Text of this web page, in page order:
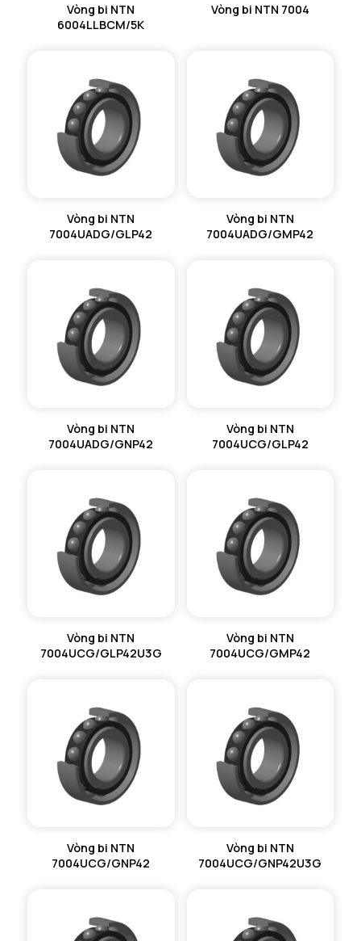
Vòng bi NTN
6004LLBCM/5K
Vòng bi NTN 7004
Vòng bi NTN
7004UADG/GLP42
Vòng bi NTN
7004UADG/GMP42
Vòng bi NTN
7004UADG/GNP42
Vòng bi NTN
7004UCG/GLP42
Vòng bi NTN
7004UCG/GLP42U3G
Vòng bi NTN
7004UCG/GMP42
Vòng bi NTN
7004UCG/GNP42
Vòng bi NTN
7004UCG/GNP42U3G